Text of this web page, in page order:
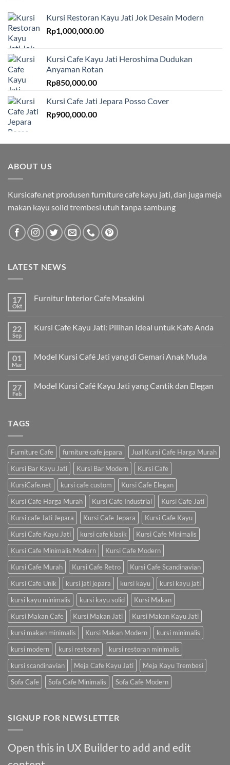
Kursi Restoran Kayu Jati Jok Desain Modern
Rp1,000,000.00
Kursi Cafe Kayu Jati Heroshima Dudukan
Anyaman Rotan
Rp850,000.00
Kursi Cafe Jati Jepara Posso Cover
Rp900,000.00
ABOUT US
Kursicafe.net produsen furniture cafe kayu jati, dan juga meja
makan kayu solid trembesi utuh tanpa sambung
LATEST NEWS
17
Okt
Furnitur Interior Cafe Masakini
22
Sep
Kursi Cafe Kayu Jati: Pilihan Ideal untuk Kafe Anda
01
Mar
Model Kursi Café Jati yang di Gemari Anak Muda
27
Feb
Model Kursi Café Kayu Jati yang Cantik dan Elegan
TAGS
Furniture Cafe furniture cafe jepara
Jual Kursi Cafe Harga Murah
Kursi Bar Kayu Jati
Kursi Bar Modern
Kursi Cafe
KursiCafe.net
kursi cafe custom
Kursi Cafe Elegan
Kursi Cafe Harga Murah
Kursi Cafe Industrial
Kursi Cafe Jati
Kursi cafe Jati Jepara
Kursi Cafe Jepara
Kursi Cafe Kayu
Kursi Cafe Kayu Jati
kursi cafe klasik
Kursi Cafe Minimalis
Kursi Cafe Minimalis Modern
Kursi Cafe Modern
Kursi Cafe Murah
Kursi Cafe Retro
Kursi Cafe Scandinavian
Kursi Cafe Unik
kursi jati jepara kursi kayu
kursi kayu jati
kursi kayu minimalis
kursi kayu solid
Kursi Makan
Kursi Makan Cafe
Kursi Makan Jati
Kursi Makan Kayu Jati
kursi makan minimalis
Kursi Makan Modern
kursi minimalis
kursi modern
kursi restoran
kursi restoran minimalis
kursi scandinavian
Meja Cafe Kayu Jati
Meja Kayu Trembesi
Sofa Cafe
Sofa Cafe Minimalis Sofa Cafe Modern
SIGNUP FOR NEWSLETTER
Open this in UX Builder to add and edit